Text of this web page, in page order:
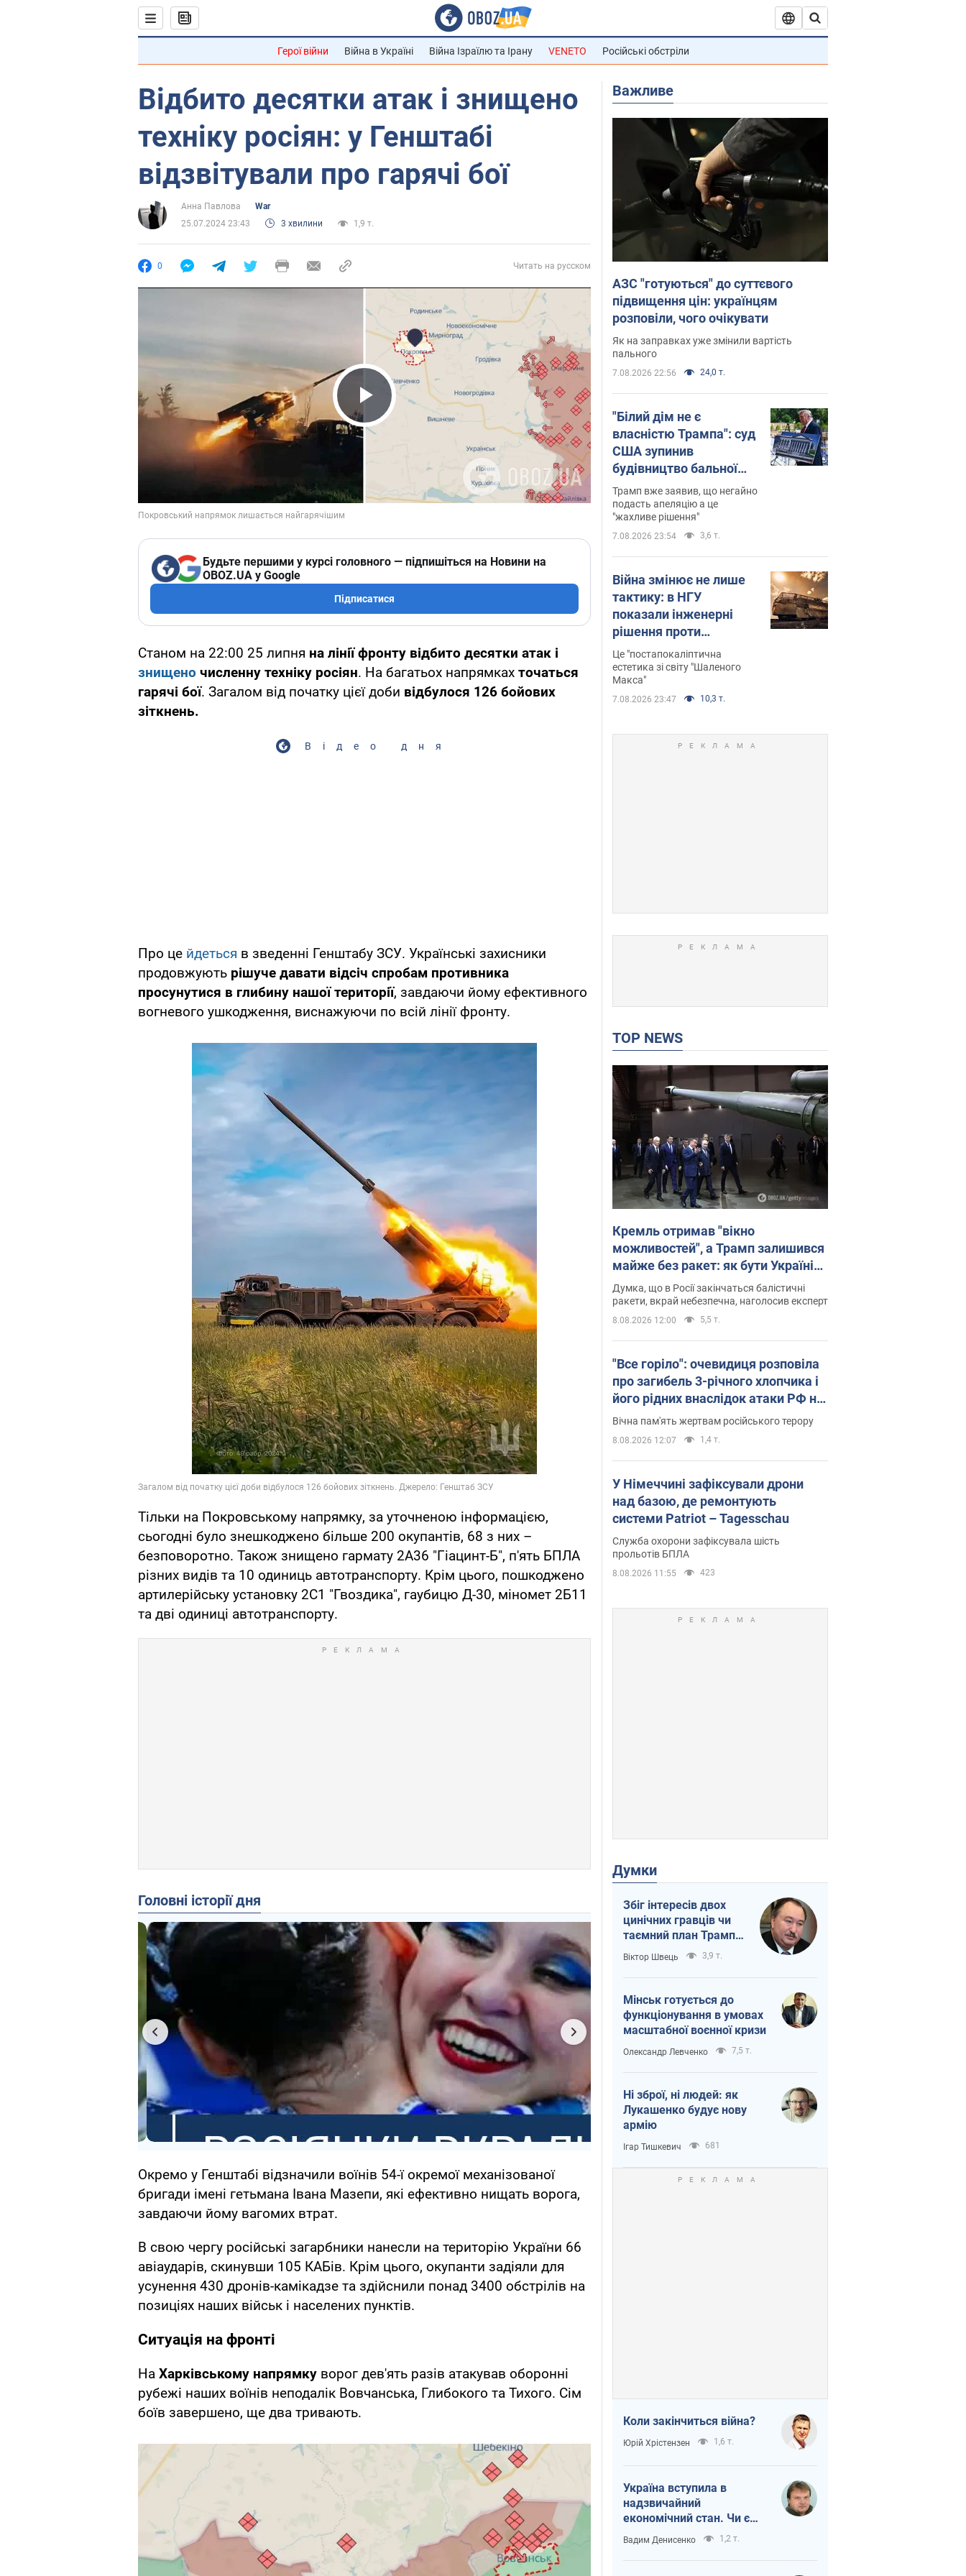
Герої війни Війна в Україні Війна Ізраїлю та Ірану VENETO Російські обстріли
Відбито десятки атак і знищено
техніку росіян: у Генштабі
відзвітували про гарячі бої
Анна Павлова
War
25.07.2024 23:43
3 хвилини 1,9 т.
0 Читать на русском
Play Video
Будьте першими у курсі головного — підпишіться на Новини на
OBOZ.UA у Google
Підписатися
Станом на 22:00 25 липня на лінії фронту відбито десятки атак і
знищено численну техніку росіян. На багатьох напрямках точаться
гарячі бої. Загалом від початку цієї доби відбулося 126 бойових
зіткнень.
Відео дня
Про це йдеться в зведенні Генштабу ЗСУ. Українські захисники
продовжують рішуче давати відсіч спробам противника
просунутися в глибину нашої території, завдаючи йому ефективного
вогневого ушкодження, виснажуючи по всій лінії фронту.
Тільки на Покровському напрямку, за уточненою інформацією,
сьогодні було знешкоджено більше 200 окупантів, 68 з них –
безповоротно. Також знищено гармату 2А36 "Гіацинт-Б", п'ять БПЛА
різних видів та 10 одиниць автотранспорту. Крім цього, пошкоджено
артилерійську установку 2С1 "Гвоздика", гаубицю Д-30, міномет 2Б11
та дві одиниці автотранспорту.
Головні історії дня
Окремо у Генштабі відзначили воїнів 54-ї окремої механізованої
бригади імені гетьмана Івана Мазепи, які ефективно нищать ворога,
завдаючи йому вагомих втрат.
В свою чергу російські загарбники нанесли на територію України 66
авіаударів, скинувши 105 КАБів. Крім цього, окупанти задіяли для
усунення 430 дронів-камікадзе та здійснили понад 3400 обстрілів на
позиціях наших військ і населених пунктів.
Ситуація на фронті
На Харківському напрямку ворог дев'ять разів атакував оборонні
рубежі наших воїнів неподалік Вовчанська, Глибокого та Тихого. Сім
боїв завершено, ще два тривають.
Важливе
АЗС "готуються" до суттєвого
підвищення цін: українцям
розповіли, чого очікувати
Як на заправках уже змінили вартість
пального
7.08.2026 22:56 24,0 т.
"Білий дім не є
власністю Трампа": суд
США зупинив
будівництво бальної
зали за $400 млн
Трамп вже заявив, що негайно
подасть апеляцію а це
"жахливе рішення"
7.08.2026 23:54 3,6 т.
Війна змінює не лише
тактику: в НГУ
показали інженерні
рішення проти
російських FPV-дронів.
Фото
Це "постапокаліптична
естетика зі світу "Шаленого
Макса"
7.08.2026 23:47 10,3 т.
TOP NEWS
Кремль отримав "вікно
можливостей", а Трамп залишився
майже без ракет: як бути Україні?
Інтерв’ю з Мельником
Думка, що в Росії закінчаться балістичні
ракети, вкрай небезпечна, наголосив експерт
8.08.2026 12:00 5,5 т.
"Все горіло": очевидиця розповіла
про загибель 3-річного хлопчика і
його рідних внаслідок атаки РФ на
Київщину. Відео та фото
Вічна пам'ять жертвам російського терору
8.08.2026 12:07 1,4 т.
У Німеччині зафіксували дрони
над базою, де ремонтують
системи Patriot – Tagesschau
Служба охорони зафіксувала шість
прольотів БПЛА
8.08.2026 11:55 423
Думки
Збіг інтересів двох
цинічних гравців чи
таємний план Трампа
і Путіна?
Віктор Швець 3,9 т.
Мінськ готується до
функціонування в умовах
масштабної воєнної кризи
Олександр Левченко 7,5 т.
Ні зброї, ні людей: як
Лукашенко будує нову
армію
Ігар Тишкевич 681
Коли закінчиться війна?
Юрій Хрістензен 1,6 т.
Україна вступила в
надзвичайний
економічний стан. Чи є
світло вкінці тунелю?
Вадим Денисенко 1,2 т.